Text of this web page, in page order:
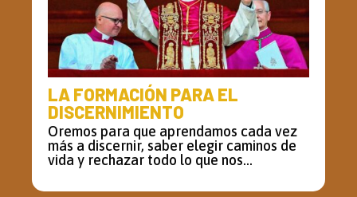
LA FORMACIÓN PARA EL
DISCERNIMIENTO
Oremos para que aprendamos cada vez
más a discernir, saber elegir caminos de
vida y rechazar todo lo que nos...